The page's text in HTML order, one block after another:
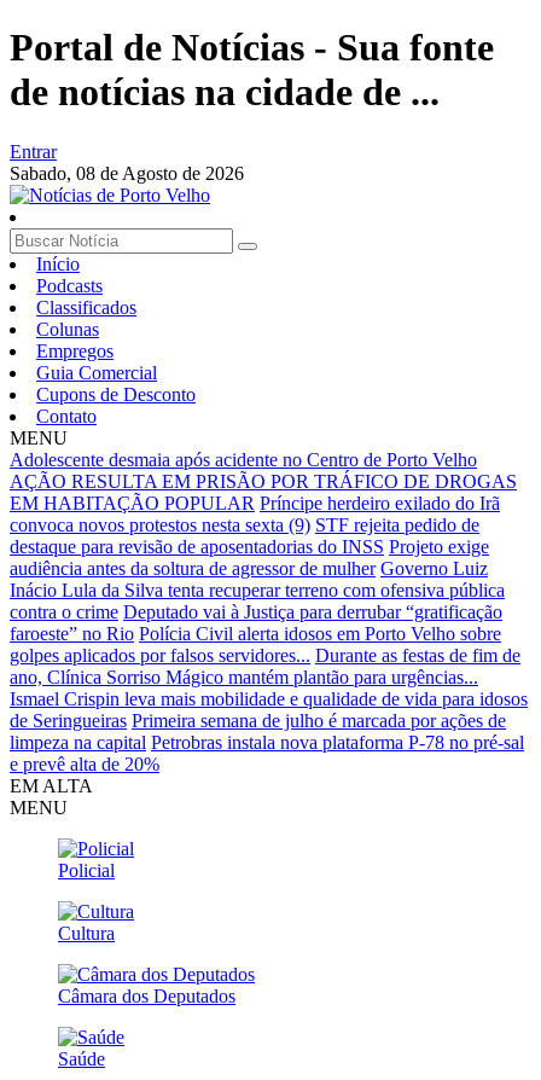
Portal de Notícias - Sua fonte
de notícias na cidade de ...
Entrar
Sabado, 08 de Agosto de 2026
Início
Podcasts
Classificados
Colunas
Empregos
Guia Comercial
Cupons de Desconto
Contato
MENU
Adolescente desmaia após acidente no Centro de Porto Velho
AÇÃO RESULTA EM PRISÃO POR TRÁFICO DE DROGAS
EM HABITAÇÃO POPULAR Príncipe herdeiro exilado do Irã
convoca novos protestos nesta sexta (9) STF rejeita pedido de
destaque para revisão de aposentadorias do INSS Projeto exige
audiência antes da soltura de agressor de mulher Governo Luiz
Inácio Lula da Silva tenta recuperar terreno com ofensiva pública
contra o crime Deputado vai à Justiça para derrubar “gratificação
faroeste” no Rio Polícia Civil alerta idosos em Porto Velho sobre
golpes aplicados por falsos servidores... Durante as festas de fim de
ano, Clínica Sorriso Mágico mantém plantão para urgências...
Ismael Crispin leva mais mobilidade e qualidade de vida para idosos
de Seringueiras Primeira semana de julho é marcada por ações de
limpeza na capital Petrobras instala nova plataforma P-78 no pré-sal
e prevê alta de 20%
EM ALTA
MENU
Policial
Cultura
Câmara dos Deputados
Saúde